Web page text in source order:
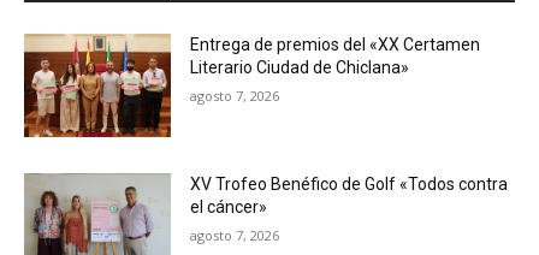
Entrega de premios del «XX Certamen
Literario Ciudad de Chiclana»
agosto 7, 2026
XV Trofeo Benéfico de Golf «Todos contra
el cáncer»
agosto 7, 2026